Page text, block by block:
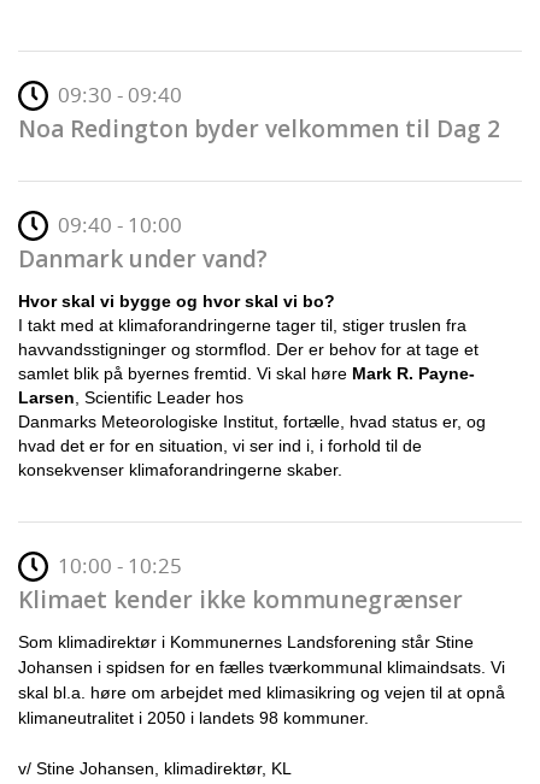
09:30 - 09:40
Noa Redington byder velkommen til Dag 2
09:40 - 10:00
Danmark under vand?
Hvor skal vi bygge og hvor skal vi bo?
I takt med at klimaforandringerne tager til, stiger truslen fra
havvandsstigninger og stormflod. Der er behov for at tage et
samlet blik på byernes fremtid. Vi skal høre Mark R. Payne-
Larsen , Scientific Leader hos
Danmarks Meteorologiske Institut, fortælle, hvad status er, og
hvad det er for en situation, vi ser ind i, i forhold til de
konsekvenser klimaforandringerne skaber.
10:00 - 10:25
Klimaet kender ikke kommunegrænser
Som klimadirektør i Kommunernes Landsforening står Stine
Johansen i spidsen for en fælles tværkommunal klimaindsats. Vi
skal bl.a. høre om arbejdet med klimasikring og vejen til at opnå
klimaneutralitet i 2050 i landets 98 kommuner.
v/ Stine Johansen, klimadirektør, KL